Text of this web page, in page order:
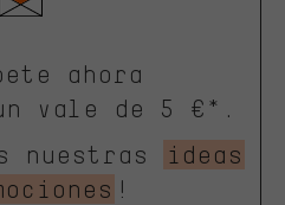
ahora
vale de 5 €*.
nuestras
ideas
!